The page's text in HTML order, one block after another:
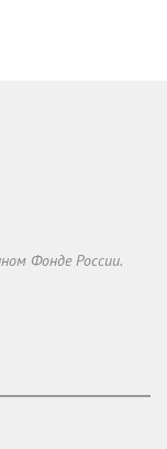
Фонде России.